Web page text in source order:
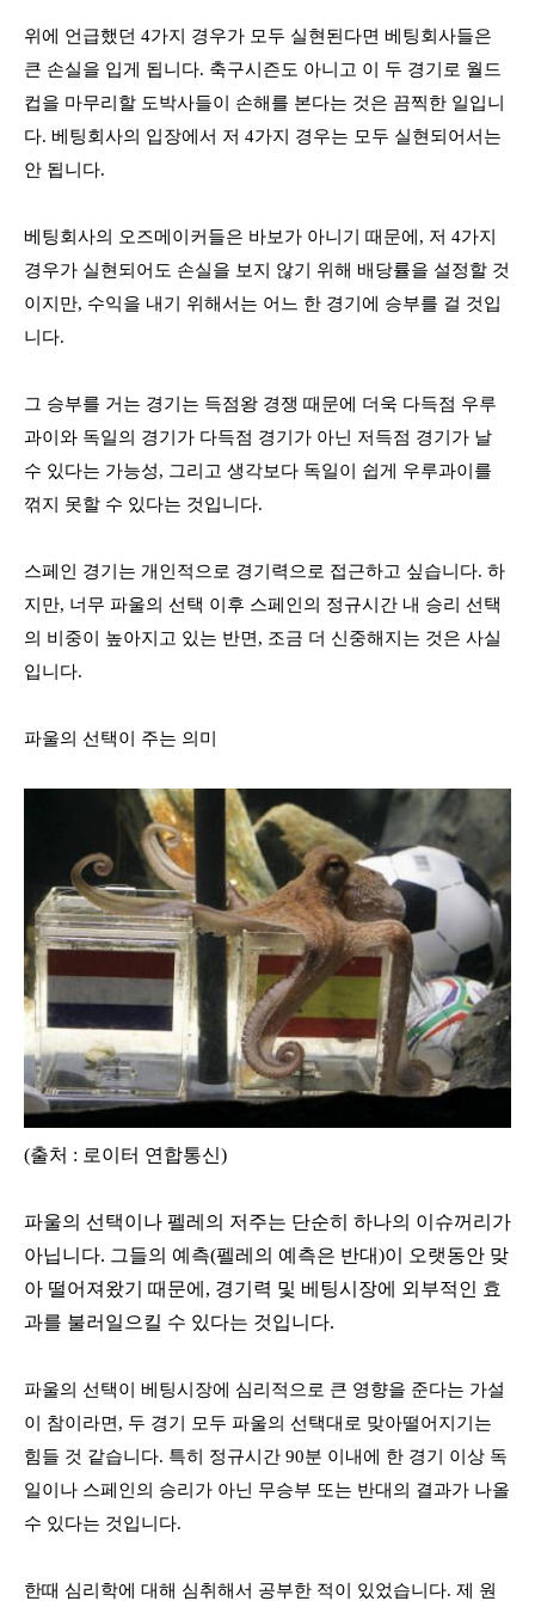
위에 언급했던 4가지 경우가 모두 실현된다면 베팅회사들은
큰 손실을 입게 됩니다. 축구시즌도 아니고 이 두 경기로 월드
컵을 마무리할 도박사들이 손해를 본다는 것은 끔찍한 일입니
다. 베팅회사의 입장에서 저 4가지 경우는 모두 실현되어서는
안 됩니다.
베팅회사의 오즈메이커들은 바보가 아니기 때문에 , 저 4가지
경우가 실현되어도 손실을 보지 않기 위해 배당률을 설정할 것
이지만, 수익을 내기 위해서는 어느 한 경기에 승부를 걸 것입
니다.
그 승부를 거는 경기는 득점왕 경쟁 때문에 더욱 다득점 우루
과이와 독일의 경기가 다득점 경기가 아닌 저득점 경기가 날
수 있다는 가능성, 그리고 생각보다 독일이 쉽게 우루과이를
꺾지 못할 수 있다는 것입니다.
스페인 경기는 개인적으로 경기력으로 접근하고 싶습니다. 하
지만, 너무 파울의 선택 이후 스페인의 정규시간 내 승리 선택
의 비중이 높아지고 있는 반면 , 조금 더 신중해지는 것은 사실
입니다.
파울의 선택이 주는 의미
(출처 : 로이터 연합통신)
파울의 선택이나 펠레의 저주는 단순히 하나의 이슈꺼리가
아닙니다. 그들의 예측(펠레의 예측은 반대)이 오랫동안 맞
아 떨어져왔기 때문에 , 경기력 및 베팅시장에 외부적인 효
과를 불러일으킬 수 있다는 것입니다.
파울의 선택이 베팅시장에 심리적으로 큰 영향을 준다는 가설
이 참이라면 , 두 경기 모두 파울의 선택대로 맞아떨어지기는
힘들 것 같습니다. 특히 정규시간 90분 이내에 한 경기 이상 독
일이나 스페인의 승리가 아닌 무승부 또는 반대의 결과가 나올
수 있다는 것입니다.
한때 심리학에 대해 심취해서 공부한 적이 있었습니다. 제 원